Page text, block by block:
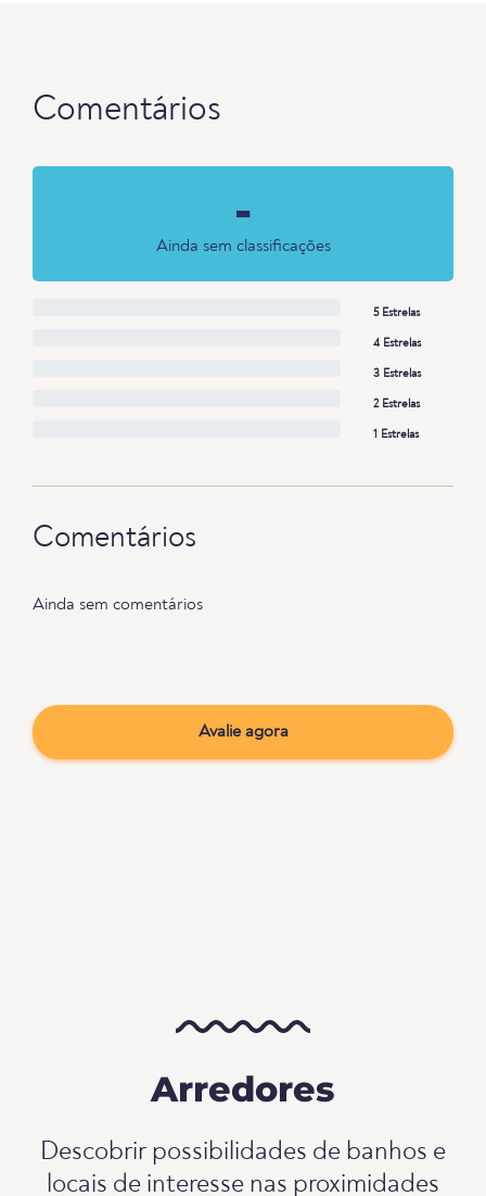
Comentários
-
Ainda sem classificações
5 Estrelas
4 Estrelas
3 Estrelas
2 Estrelas
1 Estrelas
Comentários
Ainda sem comentários
Avalie agora
Arredores
Descobrir possibilidades de banhos e
locais de interesse nas proximidades